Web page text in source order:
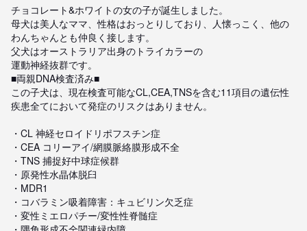
チョコレート&ホワイトの女の子が誕生しました。
母犬は美人なママ、性格はおっとりしており、人懐っこく、他の
わんちゃんとも仲良く接します。
父犬はオーストラリア出身のトライカラーの
運動神経抜群です。
■両親DNA検査済み■
この子犬は、現在検査可能なCL,CEA,TNSを含む11項目の遺伝性
疾患全てにおいて発症のリスクはありません。
・CL 神経セロイドリポフスチン症
・CEA コリーアイ/網膜脈絡膜形成不全
・TNS 捕捉好中球症候群
・原発性水晶体脱臼
・MDR1
・コバラミン吸着障害：キュビリン欠乏症
・変性ミエロパチー/変性性脊髄症